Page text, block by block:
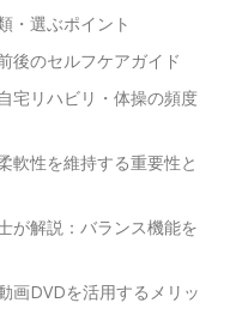
・選ぶポイント
後のセルフケアガイド
宅リハビリ・体操の頻度
軟性を維持する重要性と
が解説：バランス機能を
画DVDを活用するメリッ